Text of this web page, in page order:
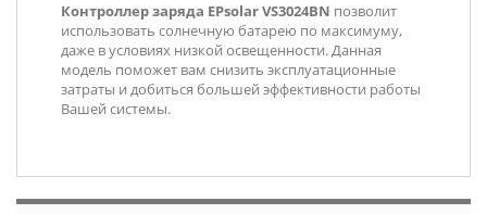
Контроллер заряда EPsolar VS3024BN позволит
использовать солнечную батарею по максимуму,
даже в условиях низкой освещенности. Данная
модель поможет вам снизить эксплуатационные
затраты и добиться большей эффективности работы
Вашей системы.